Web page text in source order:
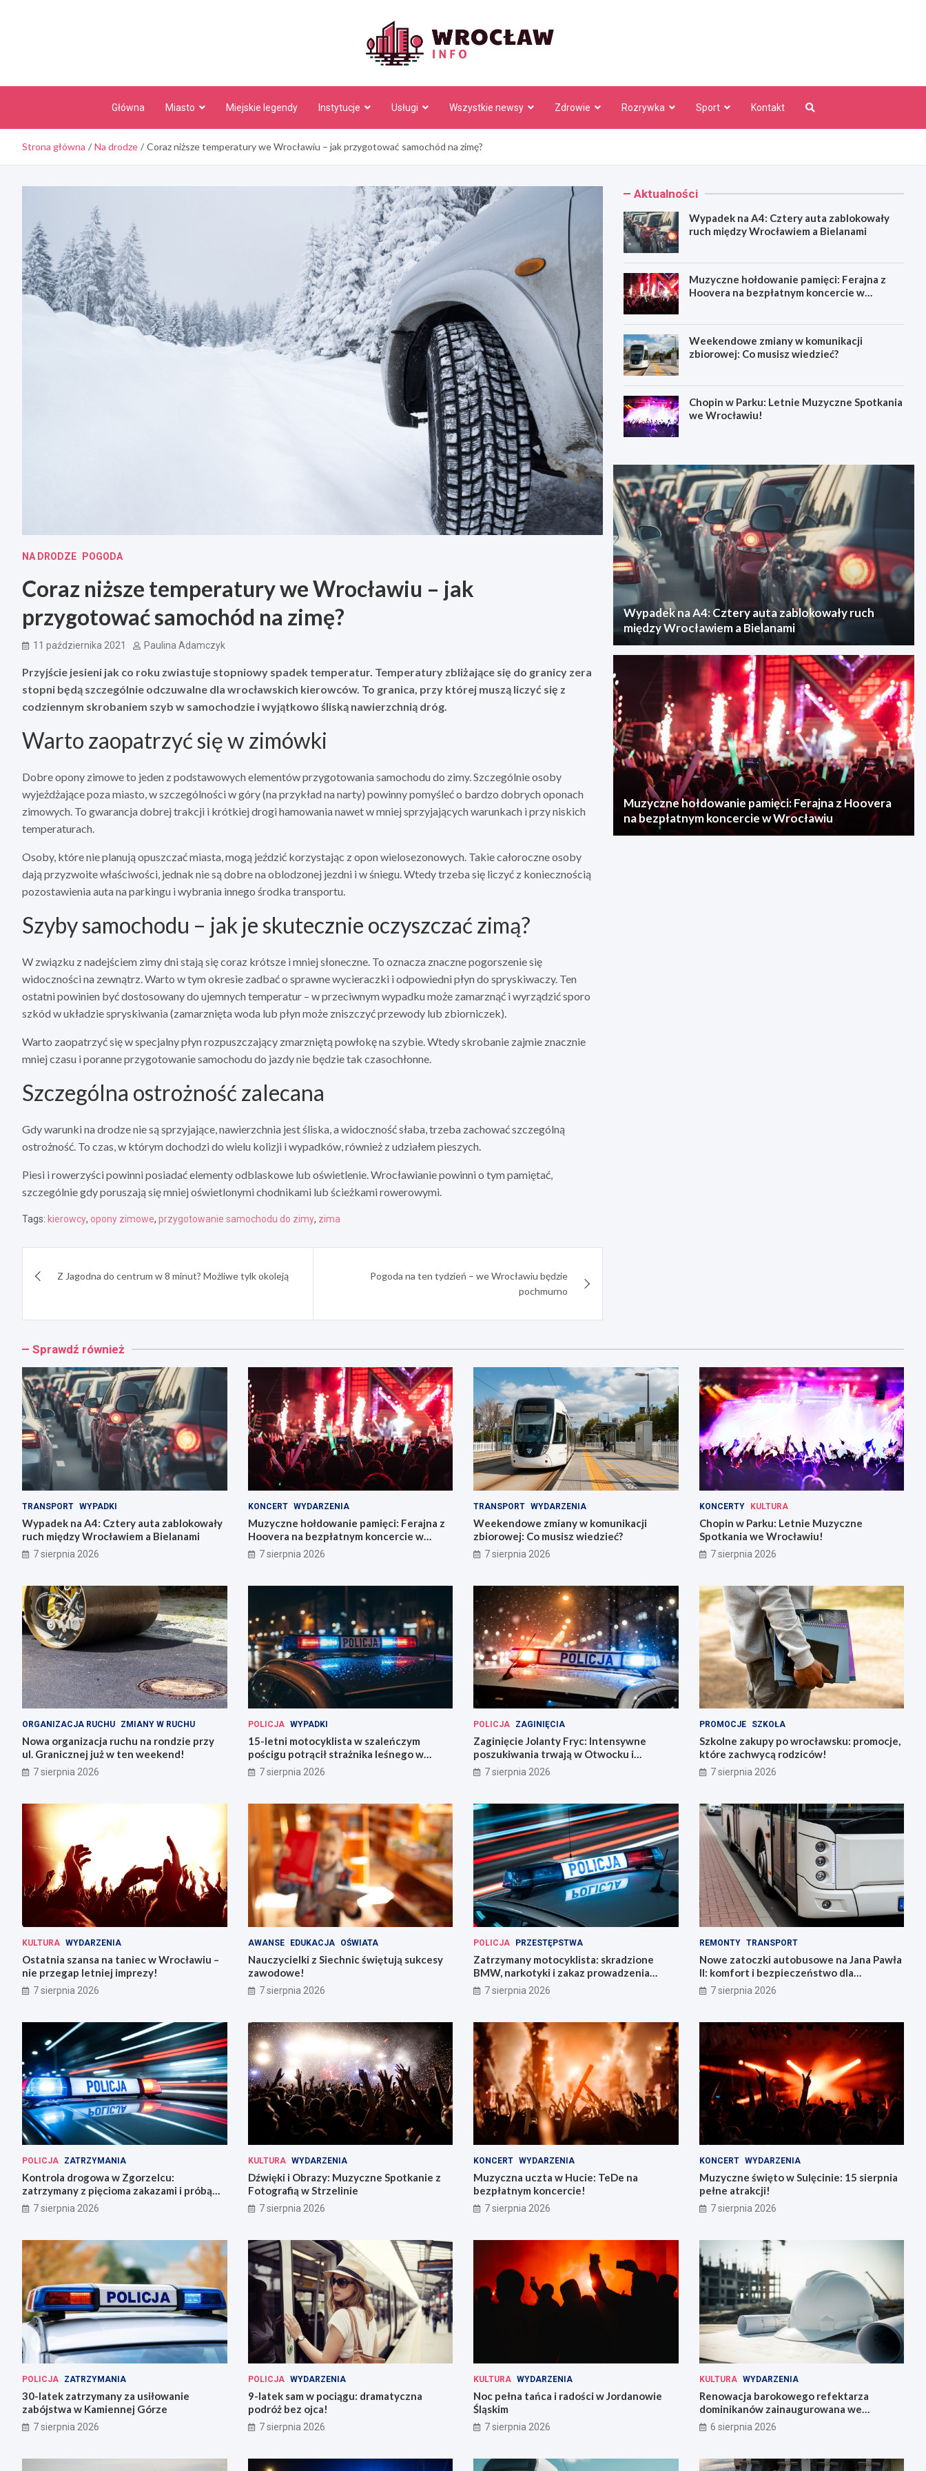
Główna Miasto Miejskie legendy Instytucje Usługi Wszystkie newsy Zdrowie Rozrywka Sport Kontakt
Strona główna Na drodze Coraz niższe temperatury we Wrocławiu – jak przygotować samochód na zimę?
NA DRODZE POGODA
Coraz niższe temperatury we Wrocławiu – jak
przygotować samochód na zimę?
11 października 2021 Paulina Adamczyk
Przyjście jesieni jak co roku zwiastuje stopniowy spadek temperatur. Temperatury zbliżające się do granicy zera
stopni będą szczególnie odczuwalne dla wrocławskich kierowców. To granica, przy której muszą liczyć się z
codziennym skrobaniem szyb w samochodzie i wyjątkowo śliską nawierzchnią dróg.
Warto zaopatrzyć się w zimówki
Dobre opony zimowe to jeden z podstawowych elementów przygotowania samochodu do zimy. Szczególnie osoby
wyjeżdżające poza miasto, w szczególności w góry (na przykład na narty) powinny pomyśleć o bardzo dobrych oponach
zimowych. To gwarancja dobrej trakcji i krótkiej drogi hamowania nawet w mniej sprzyjających warunkach i przy niskich
temperaturach.
Osoby, które nie planują opuszczać miasta, mogą jeździć korzystając z opon wielosezonowych. Takie całoroczne osoby
dają przyzwoite właściwości, jednak nie są dobre na oblodzonej jezdni i w śniegu. Wtedy trzeba się liczyć z koniecznością
pozostawienia auta na parkingu i wybrania innego środka transportu.
Szyby samochodu – jak je skutecznie oczyszczać zimą?
W związku z nadejściem zimy dni stają się coraz krótsze i mniej słoneczne. To oznacza znaczne pogorszenie się
widoczności na zewnątrz. Warto w tym okresie zadbać o sprawne wycieraczki i odpowiedni płyn do spryskiwaczy. Ten
ostatni powinien być dostosowany do ujemnych temperatur – w przeciwnym wypadku może zamarznąć i wyrządzić sporo
szkód w układzie spryskiwania (zamarznięta woda lub płyn może zniszczyć przewody lub zbiorniczek).
Warto zaopatrzyć się w specjalny płyn rozpuszczający zmarzniętą powłokę na szybie. Wtedy skrobanie zajmie znacznie
mniej czasu i poranne przygotowanie samochodu do jazdy nie będzie tak czasochłonne.
Szczególna ostrożność zalecana
Gdy warunki na drodze nie są sprzyjające, nawierzchnia jest śliska, a widoczność słaba, trzeba zachować szczególną
ostrożność. To czas, w którym dochodzi do wielu kolizji i wypadków, również z udziałem pieszych.
Piesi i rowerzyści powinni posiadać elementy odblaskowe lub oświetlenie. Wrocławianie powinni o tym pamiętać,
szczególnie gdy poruszają się mniej oświetlonymi chodnikami lub ścieżkami rowerowymi.
Tags: kierowcy, opony zimowe, przygotowanie samochodu do zimy, zima
wpisuZ Jagodna do centrum w 8 minut? Możliwe tylk okoleją
Pogoda na ten tydzień – we Wrocławiu będzie
pochmurno
Aktualności
Wypadek na A4: Cztery auta zablokowały
ruch między Wrocławiem a Bielanami
Muzyczne hołdowanie pamięci: Ferajna z
Hoovera na bezpłatnym koncercie w
Weekendowe zmiany w komunikacji
zbiorowej: Co musisz wiedzieć?
Chopin w Parku: Letnie Muzyczne Spotkania
we Wrocławiu!
Wypadek na A4: Cztery auta zablokowały ruch
między Wrocławiem a Bielanami
Muzyczne hołdowanie pamięci: Ferajna z Hoovera
na bezpłatnym koncercie w Wrocławiu
Sprawdź również
TRANSPORT WYPADKI
Wypadek na A4: Cztery auta zablokowały
ruch między Wrocławiem a Bielanami
7 sierpnia 2026
KONCERT WYDARZENIA
Muzyczne hołdowanie pamięci: Ferajna z
Hoovera na bezpłatnym koncercie w
Wrocławiu
7 sierpnia 2026
TRANSPORT WYDARZENIA
Weekendowe zmiany w komunikacji
zbiorowej: Co musisz wiedzieć?
7 sierpnia 2026
KONCERTY KULTURA
Chopin w Parku: Letnie Muzyczne
Spotkania we Wrocławiu!
7 sierpnia 2026
ORGANIZACJA RUCHU ZMIANY W RUCHU
Nowa organizacja ruchu na rondzie przy
ul. Granicznej już w ten weekend!
7 sierpnia 2026
POLICJA WYPADKI
15-letni motocyklista w szaleńczym
pościgu potrącił strażnika leśnego w
Lwówku Śląskim
7 sierpnia 2026
POLICJA ZAGINIĘCIA
Zaginięcie Jolanty Fryc: Intensywne
poszukiwania trwają w Otwocku i
Wrocławiu
7 sierpnia 2026
PROMOCJE SZKOŁA
Szkolne zakupy po wrocławsku: promocje,
które zachwycą rodziców!
7 sierpnia 2026
KULTURA WYDARZENIA
Ostatnia szansa na taniec w Wrocławiu –
nie przegap letniej imprezy!
7 sierpnia 2026
AWANSE EDUKACJA OŚWIATA
Nauczycielki z Siechnic świętują sukcesy
zawodowe!
7 sierpnia 2026
POLICJA PRZESTĘPSTWA
Zatrzymany motocyklista: skradzione
BMW, narkotyki i zakaz prowadzenia
pojazdów
7 sierpnia 2026
REMONTY TRANSPORT
Nowe zatoczki autobusowe na Jana Pawła
II: komfort i bezpieczeństwo dla
mieszkańców!
7 sierpnia 2026
POLICJA ZATRZYMANIA
Kontrola drogowa w Zgorzelcu:
zatrzymany z pięcioma zakazami i próbą
ucieczki
7 sierpnia 2026
KULTURA WYDARZENIA
Dźwięki i Obrazy: Muzyczne Spotkanie z
Fotografią w Strzelinie
7 sierpnia 2026
KONCERT WYDARZENIA
Muzyczna uczta w Hucie: TeDe na
bezpłatnym koncercie!
7 sierpnia 2026
KONCERT WYDARZENIA
Muzyczne święto w Sulęcinie: 15 sierpnia
pełne atrakcji!
7 sierpnia 2026
POLICJA ZATRZYMANIA
30-latek zatrzymany za usiłowanie
zabójstwa w Kamiennej Górze
7 sierpnia 2026
POLICJA WYDARZENIA
9-latek sam w pociągu: dramatyczna
podróż bez ojca!
7 sierpnia 2026
KULTURA WYDARZENIA
Noc pełna tańca i radości w Jordanowie
Śląskim
7 sierpnia 2026
KULTURA WYDARZENIA
Renowacja barokowego refektarza
dominikanów zainaugurowana we
Wrocławiu
6 sierpnia 2026